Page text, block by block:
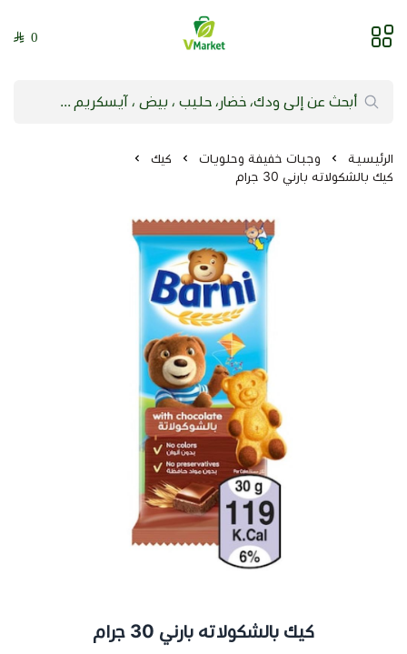
فيلج ماركت | VMarket
0
الرئيسية وجبات خفيفة وحلويات
كيك
كيك بالشكولاته بارني 30 جرام
كيك بالشكولاته بارني 30 جرام